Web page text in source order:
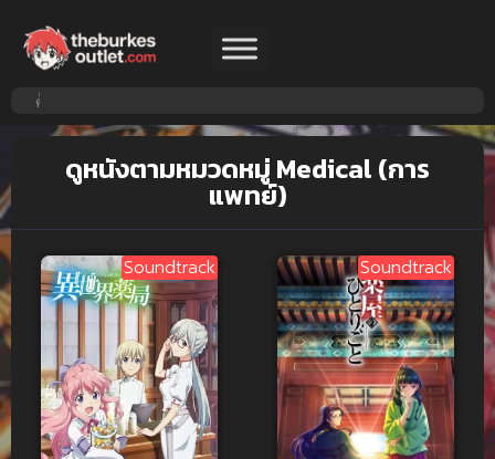
ดูหนังตามหมวดหมู่ Medical (การ
แพทย์)
Soundtrack Soundtrack